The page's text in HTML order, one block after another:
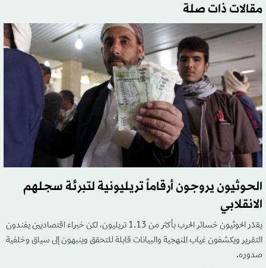
مقالات ذات صلة
الحوثيون يروجون أرقاماً تريليونية لتبرئة سجلهم
الانقلابي
يقدّر الحوثيون خسائر الحرب بأكثر من 1.13 تريليون، لكن خبراء اقتصاديين يفندون
التقرير ويكشفون غياب المنهجية والبيانات قابلة للتحقق وينبهون إلى سياق وخلفية
صدوره.